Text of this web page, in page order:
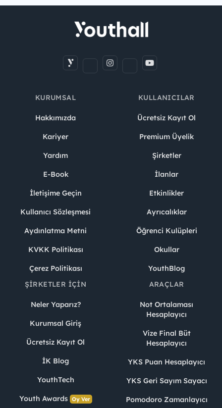
KURUMSAL
Hakkımızda
Kariyer
Yardım
E-Book
İletişime Geçin
Kullanıcı Sözleşmesi
Aydınlatma Metni
KVKK Politikası
Çerez Politikası
KULLANICILAR
Ücretsiz Kayıt Ol
Premium Üyelik
Şirketler
İlanlar
Etkinlikler
Ayrıcalıklar
Öğrenci Kulüpleri
Okullar
YouthBlog
ŞIRKETLER İÇIN
Neler Yaparız?
Kurumsal Giriş
Ücretsiz Kayıt Ol
İK Blog
YouthTech
Youth Awards Oy Ver
ARAÇLAR
Not Ortalaması
Hesaplayıcı
Vize Final Büt
Hesaplayıcı
YKS Puan Hesaplayıcı
YKS Geri Sayım Sayacı
Pomodoro Zamanlayıcı